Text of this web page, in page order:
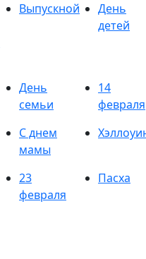
Выпускной
День
детей
День
семьи
14
февраля
С днем
мамы
23
февраля
Пасха